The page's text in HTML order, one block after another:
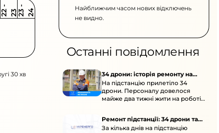
2 2
-
2 3 2 3
-
2 4
30 хв
Найближчим часом нових відключень
не видно.
Останні повідомлення
34 дрони: історія ремонту на
підстанції
На підстанцію прилетіло 34
дрони. Персоналу довелося
майже два тижні жити на роботі
Ремонт підстанції: 34 дрони та
окупація
За кілька днів на підстанцію